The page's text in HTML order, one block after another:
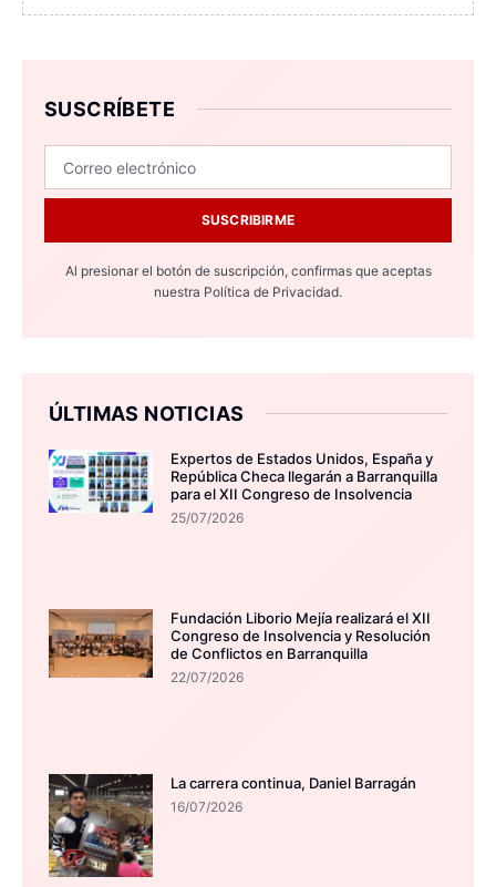
SUSCRÍBETE
SUSCRIBIRME
Al presionar el botón de suscripción, confirmas que aceptas
nuestra Política de Privacidad.
ÚLTIMAS NOTICIAS
Expertos de Estados Unidos, España y
República Checa llegarán a Barranquilla
para el XII Congreso de Insolvencia
25/07/2026
Fundación Liborio Mejía realizará el XII
Congreso de Insolvencia y Resolución
de Conflictos en Barranquilla
22/07/2026
La carrera continua, Daniel Barragán
16/07/2026